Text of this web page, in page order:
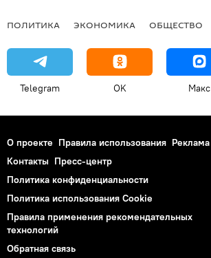
ПОЛИТИКА ЭКОНОМИКА ОБЩЕСТВО
Telegram OK Макс
О проекте Правила использования Реклама
Контакты Пресс-центр
Политика конфиденциальности
Политика использования Cookie
Правила применения рекомендательных
технологий
Обратная связь